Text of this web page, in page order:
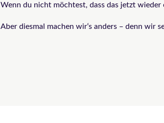
Wenn du nicht möchtest, dass das jetzt
Aber diesmal machen wir‘s anders – denn wir